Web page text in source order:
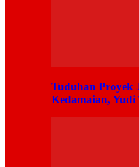
Tuduhan Proyek
Kedamaian,